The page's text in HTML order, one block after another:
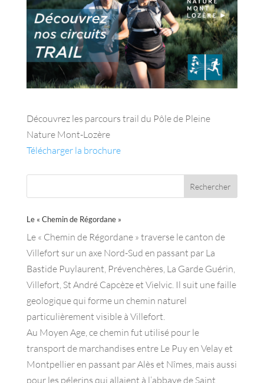
Découvrez les parcours trail du Pôle de Pleine
Nature Mont-Lozère
Télécharger la brochure
Le « Chemin de Régordane »
Le « Chemin de Régordane » traverse le canton de
Villefort sur un axe Nord-Sud en passant par La
Bastide Puylaurent, Prévenchères, La Garde Guérin,
Villefort, St André Capcèze et Vielvic. Il suit une faille
geologique qui forme un chemin naturel
particulièrement visible à Villefort.
Au Moyen Age, ce chemin fut utilisé pour le
transport de marchandises entre Le Puy en Velay et
Montpellier en passant par Alès et Nîmes, mais aussi
pour les pélerins qui allaient à l’abbaye de Saint